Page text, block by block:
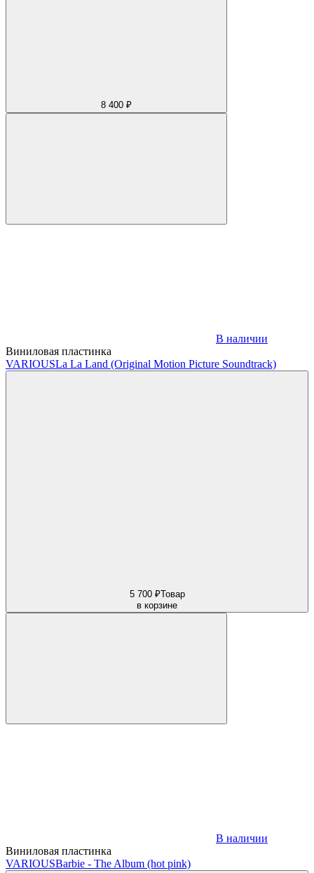
8 400 ₽
В наличии
Виниловая пластинка
VARIOUSLa La Land (Original Motion Picture Soundtrack)
5 700 ₽Товар
в корзине
В наличии
Виниловая пластинка
VARIOUSBarbie - The Album (hot pink)